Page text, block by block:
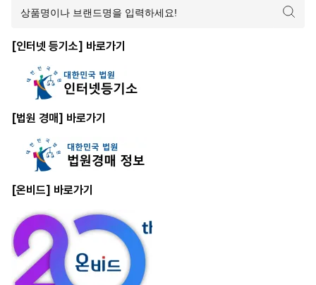
[인터넷 등기소] 바로가기
[법원 경매] 바로가기
[온비드] 바로가기